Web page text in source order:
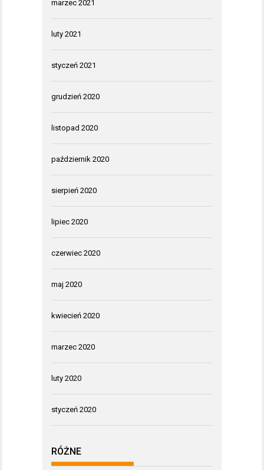
marzec 2021
luty 2021
styczeń 2021
grudzień 2020
listopad 2020
październik 2020
sierpień 2020
lipiec 2020
czerwiec 2020
maj 2020
kwiecień 2020
marzec 2020
luty 2020
styczeń 2020
RÓŻNE